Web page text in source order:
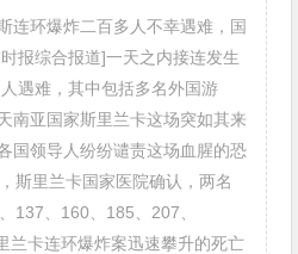
环爆炸二百多人不幸遇难，国
综合报道]一天之内接连发生
遇难，其中包括多名外国游
南亚国家斯里兰卡这场突如其来
国领导人纷纷谴责这场血腥的恐
斯里兰卡国家医院确认，两名
137、160、185、207、
卡连环爆炸案迅速攀升的死亡